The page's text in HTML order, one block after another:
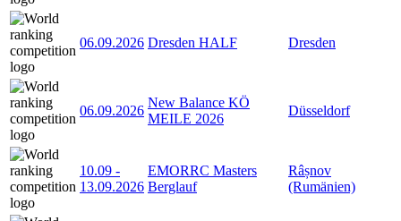
06.09.2026 Dresden HALF Dresden
06.09.2026
New Balance KÖ
MEILE 2026
Düsseldorf
10.09 -
13.09.2026
EMORRC Masters
Berglauf
Râșnov
(Rumänien)